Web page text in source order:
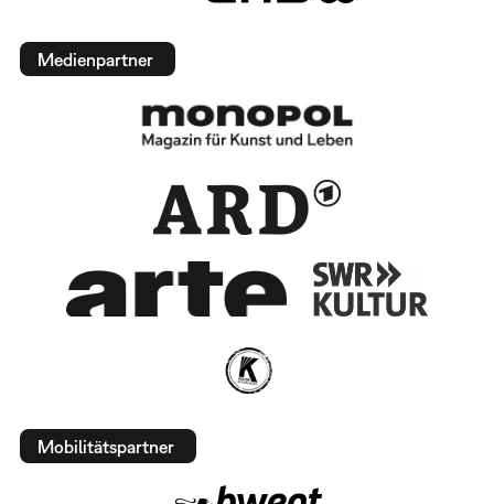
Medienpartner
Mobilitätspartner